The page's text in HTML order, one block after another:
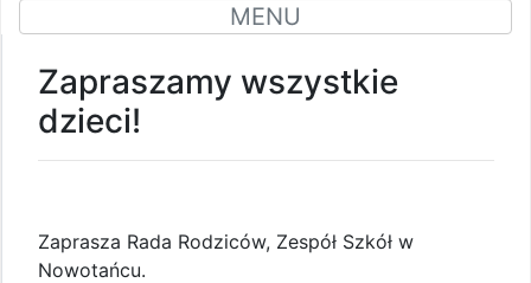
MENU
Zapraszamy wszystkie
dzieci!
Zaprasza Rada Rodziców, Zespół Szkół w
Nowotańcu.